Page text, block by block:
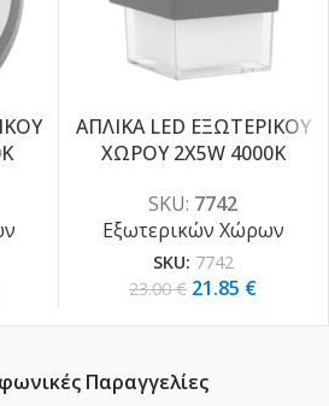
ΑΠΛΙΚΑ LED ΕΞΩΤΕΡΙΚΟΥ
ΧΩΡΟΥ 2X5W 4000K
SKU: 7742
Εξωτερικών Χώρων
SKU: 7742
23.00€ 21.85 €
Παραγγελίες